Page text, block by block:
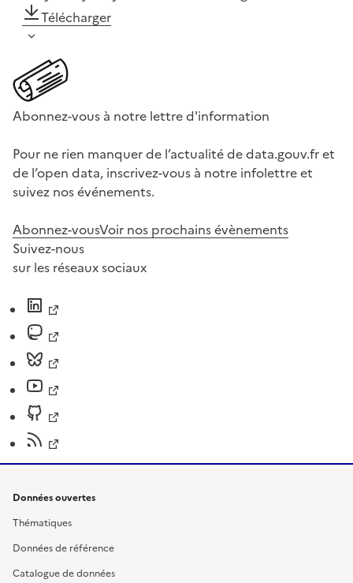
Télécharger
Abonnez-vous à notre lettre d'information
Pour ne rien manquer de l’actualité de data.gouv.fr et
de l’open data, inscrivez-vous à notre infolettre et
suivez nos événements.
Abonnez-vousVoir nos prochains évènements
Suivez-nous
sur les réseaux sociaux
Données ouvertes
Thématiques
Données de référence
Catalogue de données